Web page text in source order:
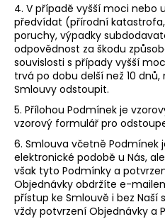
4. V případě vyšší moci nebo
předvídat (přírodní
poruchy, výpadky
odpovědnost za škodu
souvislosti s případy vyšší
trvá po dobu delší než 10
Smlouvy odstoupit.
5. Přílohou Podmínek je
vzorový formulář pro
6. Smlouva včetně Podmínek
elektronické podobě u Nás,
však tyto Podmínky a
Objednávky obdržíte e-
přístup ke Smlouvě i bez Naší
vždy potvrzení Objednávky a